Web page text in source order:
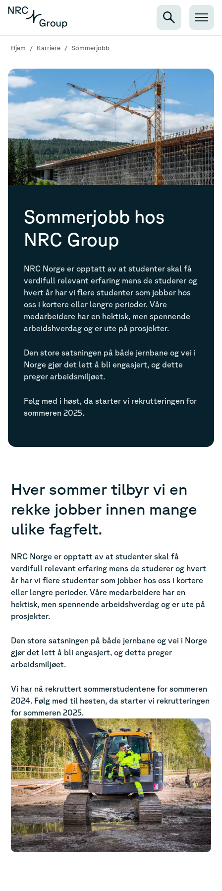
Hjem / Karriere / Sommerjobb
Sommerjobb hos
NRC Group
NRC Norge er opptatt av at studenter skal få
verdifull relevant erfaring mens de studerer og
hvert år har vi flere studenter som jobber hos
oss i kortere eller lengre perioder. Våre
medarbeidere har en hektisk, men spennende
arbeidshverdag og er ute på prosjekter.
Den store satsningen på både jernbane og vei i
Norge gjør det lett å bli engasjert, og dette
preger arbeidsmiljøet.
Følg med i høst, da starter vi rekrutteringen for
sommeren 2025.
Hver sommer tilbyr vi en
rekke jobber innen mange
ulike fagfelt.
NRC Norge er opptatt av at studenter skal få
verdifull relevant erfaring mens de studerer og hvert
år har vi flere studenter som jobber hos oss i kortere
eller lengre perioder. Våre medarbeidere har en
hektisk, men spennende arbeidshverdag og er ute på
prosjekter.
Den store satsningen på både jernbane og vei i Norge
gjør det lett å bli engasjert, og dette preger
arbeidsmiljøet.
Vi har nå rekruttert sommerstudentene for sommeren
2024. Følg med til høsten, da starter vi rekrutteringen
for sommeren 2025.